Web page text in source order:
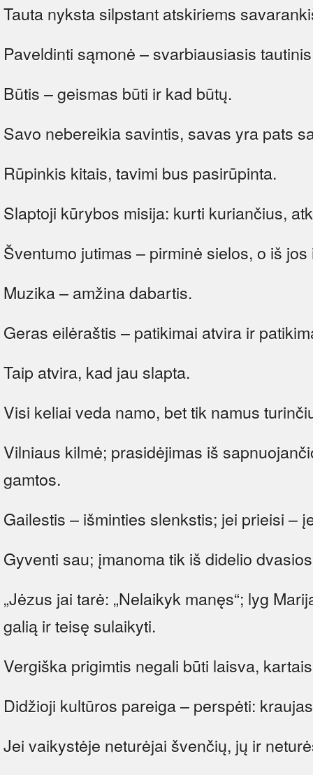
Tauta nyksta silpstant atskiriems
Paveldinti sąmonė – svarbiausiasis
Būtis – geismas būti ir kad būtų.
Savo nebereikia savintis, savas yra pats
Rūpinkis kitais, tavimi bus pasirūpinta.
Slaptoji kūrybos misija: kurti kuriančius,
Šventumo jutimas – pirminė sielos, o iš
Muzika – amžina dabartis.
Geras eilėraštis – patikimai atvira ir
Taip atvira, kad jau slapta.
Visi keliai veda namo, bet tik namus
Vilniaus kilmė; prasidėjimas iš
gamtos.
Gailestis – išminties slenkstis; jei prieisi –
Gyventi sau; įmanoma tik iš didelio
„Jėzus jai tarė: „Nelaikyk manęs“; lyg
galią ir teisę sulaikyti.
Vergiška prigimtis negali būti laisva,
Didžioji kultūros pareiga – perspėti:
Jei vaikystėje neturėjai švenčių, jų ir